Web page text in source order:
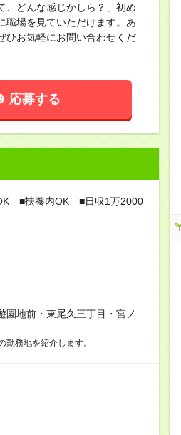
、どんな感じかしら？」初め
職場を見ていただけます。あ
ひお気軽にお問い合わせくだ
応募する
■扶養内OK ■日収1万2000
園地前・東尾久三丁目・宮ノ
務地を紹介します。